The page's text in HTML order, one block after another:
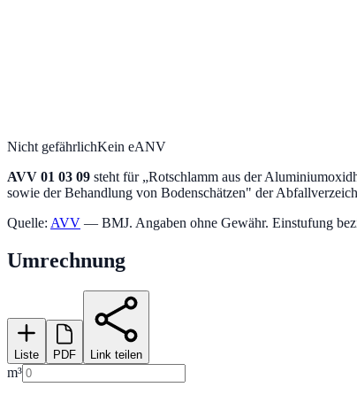
Nicht gefährlichKein eANV
AVV 01 03 09 steht für „Rotschlamm aus der
sowie der Behandlung von Bodenschätzen" der
Quelle: AVV — BMJ. Angaben ohne Gewähr. Einstufung
Umrechnung
Liste PDF Link teilen
m³